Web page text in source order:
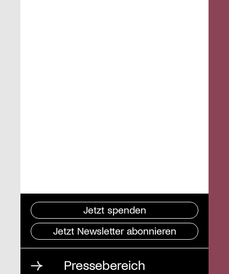
Jetzt spenden
Jetzt Newsletter abonnieren
Pressebereich